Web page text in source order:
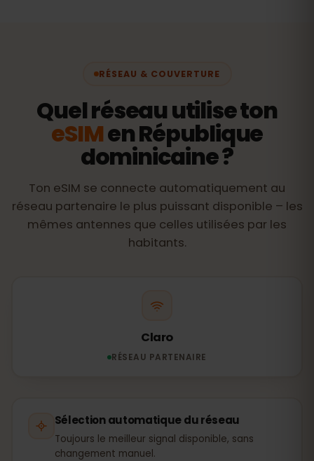
RÉSEAU & COUVERTURE
Quel réseau utilise ton
eSIMen République
dominicaine ?
Ton eSIM se connecte automatiquement au
réseau partenaire le plus puissant disponible – les
mêmes antennes que celles utilisées par les
habitants.
Claro
RÉSEAU PARTENAIRE
Sélection automatique du réseau
Toujours le meilleur signal disponible, sans
changement manuel.